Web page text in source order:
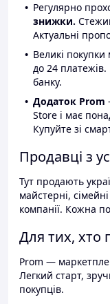
Регулярно
знижки.
Актуальні
Великі
до 24
банку.
Додаток Prom
Store і має
Купуйте зі
Продавці з
Тут продають
майстерні,
компанії. Кожна
Для тих, хто
Prom —
Легкий старт,
покупців.